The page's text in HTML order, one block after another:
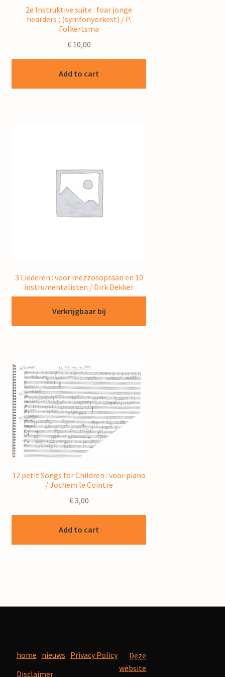
2e Instruktive suite : foar jonge
hearders ; (symfonyorkest) / P.
Folkertsma
€10,00
Add to cart
3 Liederen : voor mezzosopraan en 10
instrumentalisten / Dirk Dekker
Verkrijgbaar bij
12 petit Songs for Children : voor piano
/ Jochem le Cointre
€3,00
Add to cart
home nieuws Privacy Policy
Disclaimer
Deze
website